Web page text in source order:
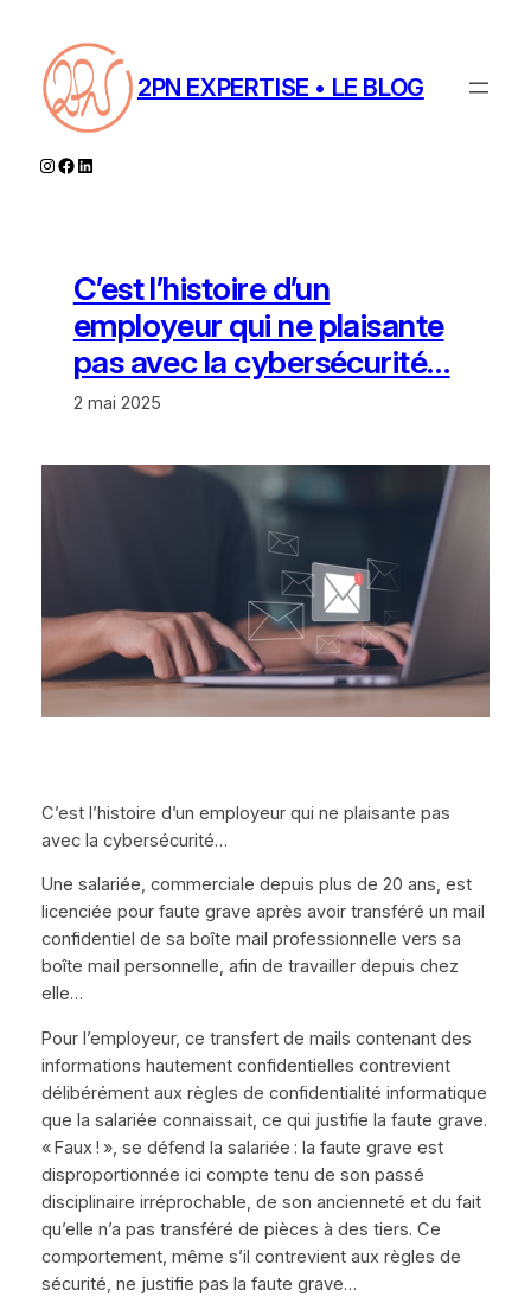
contenu
2PN EXPERTISE • LE BLOG
Instagram
Facebook
LinkedIn
C’est l’histoire d’un
employeur qui ne plaisante
pas avec la cybersécurité…
2 mai 2025
C’est l’histoire d’un employeur qui ne plaisante pas
avec la cybersécurité…
Une salariée, commerciale depuis plus de 20 ans, est
licenciée pour faute grave après avoir transféré un mail
confidentiel de sa boîte mail professionnelle vers sa
boîte mail personnelle, afin de travailler depuis chez
elle…
Pour l’employeur, ce transfert de mails contenant des
informations hautement confidentielles contrevient
délibérément aux règles de confidentialité informatique
que la salariée connaissait, ce qui justifie la faute grave.
« Faux ! », se défend la salariée : la faute grave est
disproportionnée ici compte tenu de son passé
disciplinaire irréprochable, de son ancienneté et du fait
qu’elle n’a pas transféré de pièces à des tiers. Ce
comportement, même s’il contrevient aux règles de
sécurité, ne justifie pas la faute grave…